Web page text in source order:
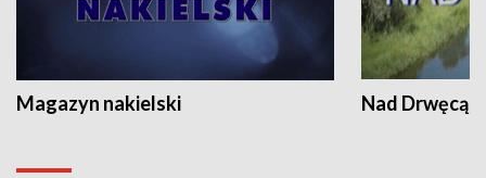
Magazyn nakielski Nad Drwęcą